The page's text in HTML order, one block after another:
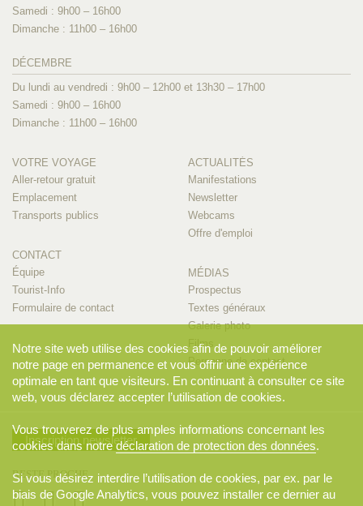
Samedi : 9h00 – 16h00
Dimanche : 11h00 – 16h00
DÉCEMBRE
Du lundi au vendredi : 9h00 – 12h00 et 13h30 – 17h00
Samedi : 9h00 – 16h00
Dimanche : 11h00 – 16h00
VOTRE VOYAGE
Aller-retour gratuit
Emplacement
Transports publics
CONTACT
Équipe
Tourist-Info
Formulaire de contact
ACTUALITÉS
Manifestations
Newsletter
Webcams
Offre d'emploi
MÉDIAS
Prospectus
Textes généraux
Galerie photo
Films
Personne de contact
Inscription newsletter
RESTE PROCHE
Notre site web utilise des cookies afin de pouvoir améliorer
notre page en permanence et vous offrir une expérience
optimale en tant que visiteurs. En continuant à consulter ce site
web, vous déclarez accepter l’utilisation de cookies.
Vous trouverez de plus amples informations concernant les
cookies dans notredéclaration de protection des données.
Si vous désirez interdire l’utilisation de cookies, par ex. par le
biais de Google Analytics, vous pouvez installer ce dernier au